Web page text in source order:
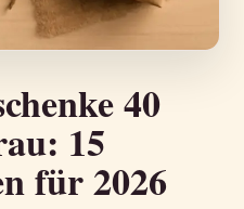
40
15
für 2026